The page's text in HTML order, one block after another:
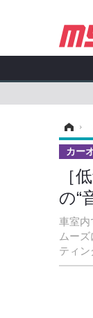
›
［
の“
車室内
ムー
ティン
カー